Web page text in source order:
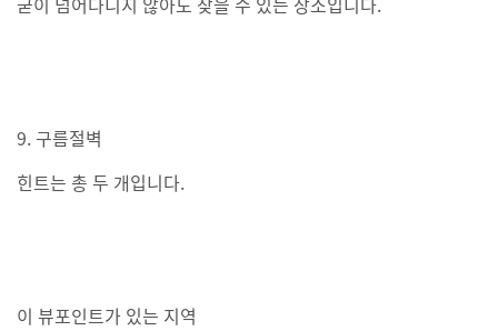
9. 구름절벽
힌트는 총 두 개입니다.
이 뷰포인트가 있는 지역